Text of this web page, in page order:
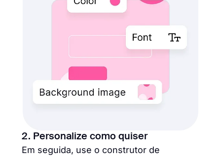
2. Personalize como quiser
Em seguida, use o construtor de